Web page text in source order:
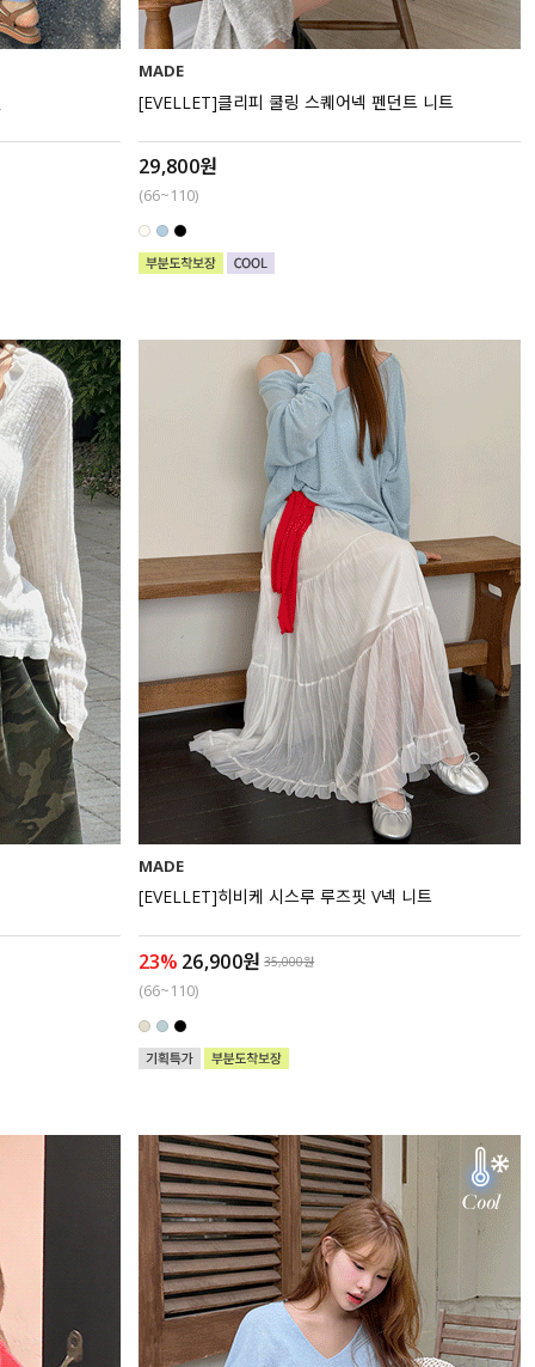
MADE
[EVELLET]클리피 쿨링 스퀘어넥 펜던트 니트
29,800원
(66~110)
MADE
[EVELLET]히비케 시스루 루즈핏 V넥 니트
23% 26,900원 35,000원
(66~110)